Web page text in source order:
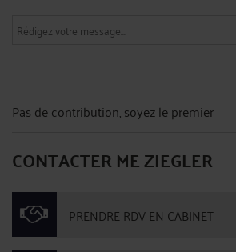
Pas de contribution, soyez le premier
CONTACTER ME ZIEGLER
PRENDRE RDV EN CABINET